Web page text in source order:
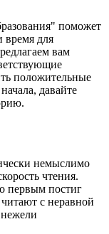
поможет
время для
вам
положительные
давайте
немыслимо
чтения.
первым постиг
с неравной
нежели